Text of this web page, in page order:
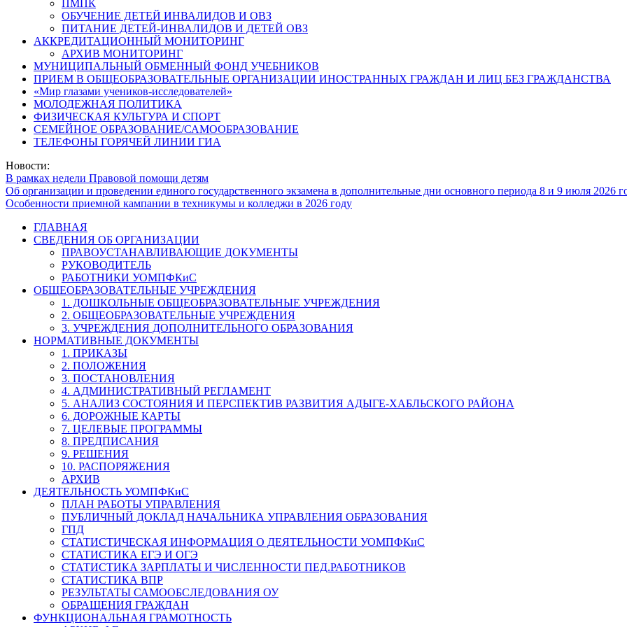
ПМПК
ОБУЧЕНИЕ ДЕТЕЙ ИНВАЛИДОВ И ОВЗ
ПИТАНИЕ ДЕТЕЙ-ИНВАЛИДОВ И ДЕТЕЙ ОВЗ
АККРЕДИТАЦИОННЫЙ МОНИТОРИНГ
АРХИВ МОНИТОРИНГ
МУНИЦИПАЛЬНЫЙ ОБМЕННЫЙ ФОНД УЧЕБНИКОВ
ПРИЕМ В ОБЩЕОБРАЗОВАТЕЛЬНЫЕ ОРГАНИЗАЦИИ ИНОСТРАННЫХ ГРАЖДАН И ЛИЦ БЕЗ ГРАЖДАНСТВА
«Мир глазами учеников-исследователей»
МОЛОДЕЖНАЯ ПОЛИТИКА
ФИЗИЧЕСКАЯ КУЛЬТУРА И СПОРТ
СЕМЕЙНОЕ ОБРАЗОВАНИЕ/САМООБРАЗОВАНИЕ
ТЕЛЕФОНЫ ГОРЯЧЕЙ ЛИНИИ ГИА
Новости:
В рамках недели Правовой помощи детям
Об организации и проведении единого государственного экзамена в дополнительные дни основного периода 8 и 9 июля 2026
Особенности приемной кампании в техникумы и колледжи в 2026 году
ГЛАВНАЯ
СВЕДЕНИЯ ОБ ОРГАНИЗАЦИИ
ПРАВОУСТАНАВЛИВАЮЩИЕ ДОКУМЕНТЫ
РУКОВОДИТЕЛЬ
РАБОТНИКИ УОМПФКиС
ОБЩЕОБРАЗОВАТЕЛЬНЫЕ УЧРЕЖДЕНИЯ
1. ДОШКОЛЬНЫЕ ОБЩЕОБРАЗОВАТЕЛЬНЫЕ УЧРЕЖДЕНИЯ
2. ОБЩЕОБРАЗОВАТЕЛЬНЫЕ УЧРЕЖДЕНИЯ
3. УЧРЕЖДЕНИЯ ДОПОЛНИТЕЛЬНОГО ОБРАЗОВАНИЯ
НОРМАТИВНЫЕ ДОКУМЕНТЫ
1. ПРИКАЗЫ
2. ПОЛОЖЕНИЯ
3. ПОСТАНОВЛЕНИЯ
4. АДМИНИСТРАТИВНЫЙ РЕГЛАМЕНТ
5. АНАЛИЗ СОСТОЯНИЯ И ПЕРСПЕКТИВ РАЗВИТИЯ АДЫГЕ-ХАБЛЬСКОГО РАЙОНА
6. ДОРОЖНЫЕ КАРТЫ
7. ЦЕЛЕВЫЕ ПРОГРАММЫ
8. ПРЕДПИСАНИЯ
9. РЕШЕНИЯ
10. РАСПОРЯЖЕНИЯ
АРХИВ
ДЕЯТЕЛЬНОСТЬ УОМПФКиС
ПЛАН РАБОТЫ УПРАВЛЕНИЯ
ПУБЛИЧНЫЙ ДОКЛАД НАЧАЛЬНИКА УПРАВЛЕНИЯ ОБРАЗОВАНИЯ
ГПД
СТАТИСТИЧЕСКАЯ ИНФОРМАЦИЯ О ДЕЯТЕЛЬНОСТИ УОМПФКиС
СТАТИСТИКА ЕГЭ И ОГЭ
СТАТИСТИКА ЗАРПЛАТЫ И ЧИСЛЕННОСТИ ПЕД.РАБОТНИКОВ
СТАТИСТИКА ВПР
РЕЗУЛЬТАТЫ САМООБСЛЕДОВАНИЯ ОУ
ОБРАЩЕНИЯ ГРАЖДАН
ФУНКЦИОНАЛЬНАЯ ГРАМОТНОСТЬ